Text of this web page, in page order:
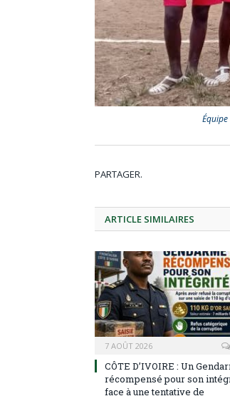
PARTAGER.
ARTICLE SIMILAIRES
7 AOÛT 2026
CÔTE D’IVOIRE : Un
récompensé pour son
face à une tentative de